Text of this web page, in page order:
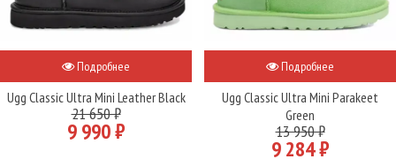
Подробнее
Ugg Classic Ultra Mini Leather Black
21 650 ₽
9 990 ₽
Подробнее
Ugg Classic Ultra Mini Parakeet
Green
13 950 ₽
9 284 ₽